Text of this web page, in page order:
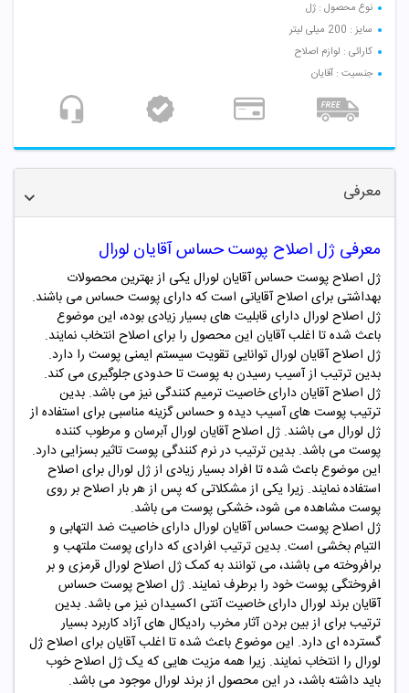
نوع محصول : ژل
سایز : 200 میلی لیتر
کارائی : لوازم اصلاح
جنسیت : آقایان
معرفی
معرفی ژل اصلاح پوست حساس آقایان لورال
ژل اصلاح پوست حساس آقایان لورال یکی از بهترین محصولات
بهداشتی برای اصلاح آقایانی است که دارای پوست حساس می باشند.
ژل اصلاح لورال دارای قابلیت های بسیار زیادی بوده، این موضوع
باعث شده تا اغلب آقایان این محصول را برای اصلاح انتخاب نمایند.
ژل اصلاح آقایان لورال توانایی تقویت سیستم ایمنی پوست را دارد.
بدین ترتیب از آسیب رسیدن به پوست تا حدودی جلوگیری می کند.
ژل اصلاح آقایان دارای خاصیت ترمیم کنندگی نیز می باشد. بدین
ترتیب پوست های آسیب دیده و حساس گزینه مناسبی برای استفاده از
ژل لورال می باشند. ژل اصلاح آقایان لورال آبرسان و مرطوب کننده
پوست می باشد. بدین ترتیب در نرم کنندگی پوست تاثیر بسزایی دارد.
این موضوع باعث شده تا افراد بسیار زیادی از ژل لورال برای اصلاح
استفاده نمایند. زیرا یکی از مشکلاتی که پس از هر بار اصلاح بر روی
پوست مشاهده می شود، خشکی پوست می باشد.
ژل اصلاح پوست حساس آقایان لورال دارای خاصیت ضد التهابی و
التیام بخشی است. بدین ترتیب افرادی که دارای پوست ملتهب و
برافروخته می باشند، می توانند به کمک ژل اصلاح لورال قرمزی و بر
افروختگی پوست خود را برطرف نمایند. ژل اصلاح پوست حساس
آقایان برند لورال دارای خاصیت آنتی اکسیدان نیز می باشد. بدین
ترتیب برای از بین بردن آثار مخرب رادیکال های آزاد کاربرد بسیار
گسترده ای دارد. این موضوع باعث شده تا اغلب آقایان برای اصلاح ژل
لورال را انتخاب نمایند. زیرا همه مزیت هایی که یک ژل اصلاح خوب
باید داشته باشد، در این محصول از برند لورال موجود می باشد.